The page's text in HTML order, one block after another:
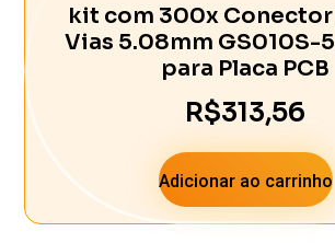
kit com 300x Conector
Vias 5.08mm GS010S-
para Placa PCB
R$313,56
Adicionar ao carrinho